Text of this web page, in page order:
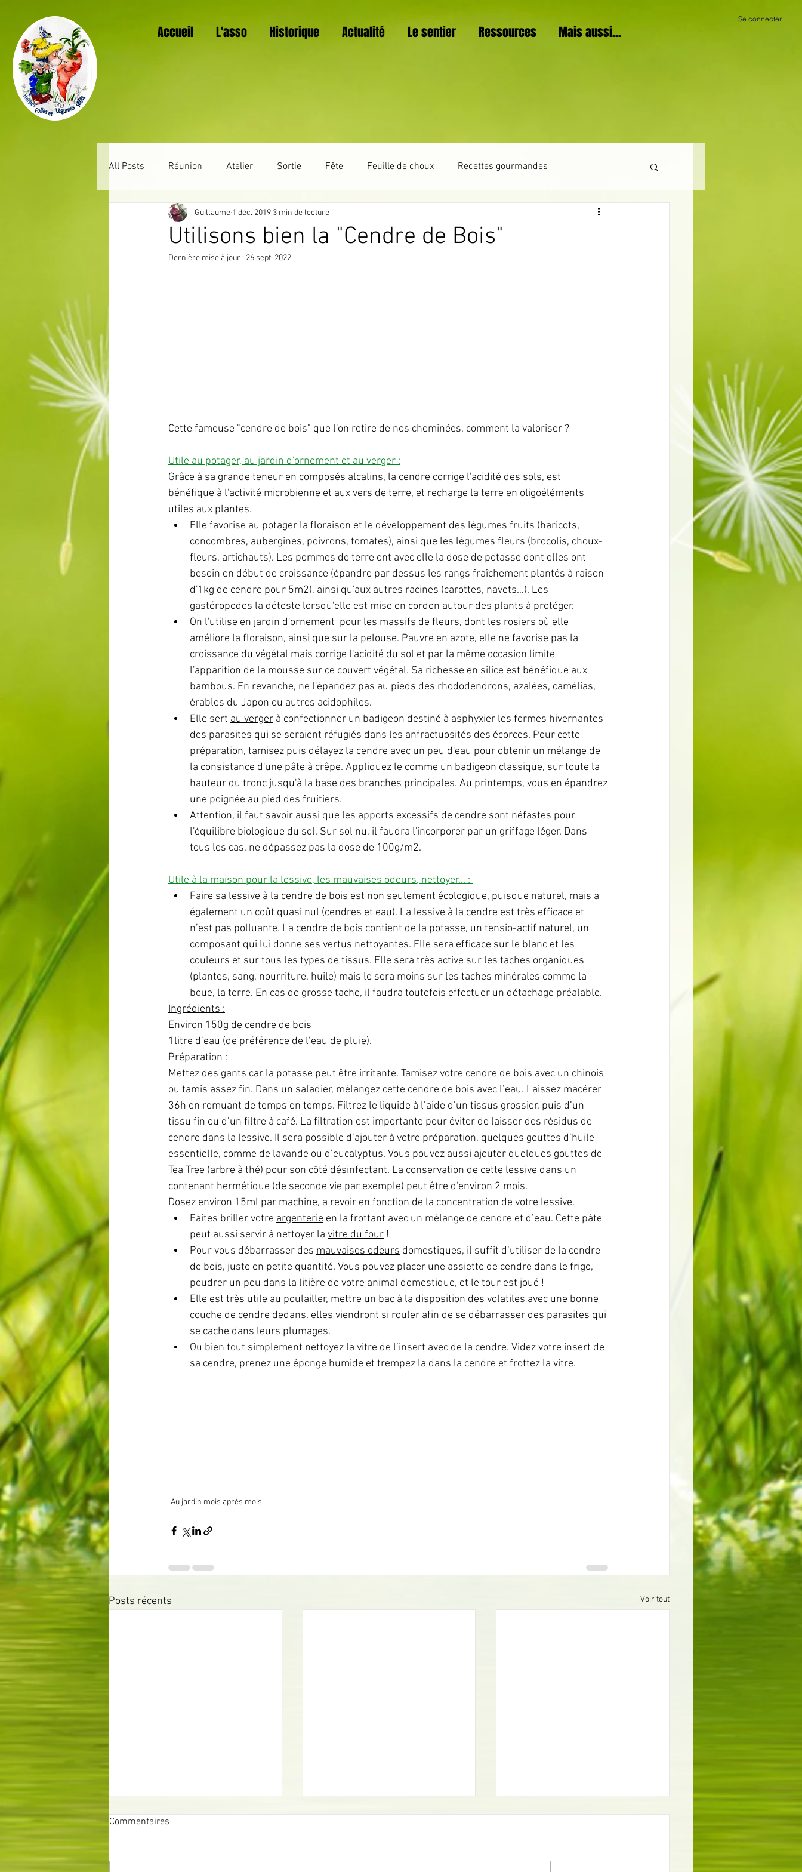
Accueil L'asso Historique Actualité Le sentier Ressources Mais aussi...
Se connecter
All Posts Réunion Atelier Sortie Fête Feuille de choux Recettes gourmandes
Au jardin mois après mois Trucs et astuces
Utilisons bien la "Cendre de Bois"
Guillaume 1 déc. 2019 3 min de lecture
Dernière mise à jour : 26 sept. 2022
Cette fameuse "cendre de bois" que l'on retire de nos cheminées, comment la valoriser ?
Utile au potager, au jardin d'ornement et au verger :
Grâce à sa grande teneur en composés alcalins, la cendre corrige l'acidité des sols, est
bénéfique à l'activité microbienne et aux vers de terre, et recharge la terre en oligoéléments
utiles aux plantes.
Elle favorise au potager la floraison et le développement des légumes fruits (haricots,
concombres, aubergines, poivrons, tomates), ainsi que les légumes fleurs (brocolis, choux-
fleurs, artichauts). Les pommes de terre ont avec elle la dose de potasse dont elles ont
besoin en début de croissance (épandre par dessus les rangs fraîchement plantés à raison
d'1kg de cendre pour 5m2), ainsi qu'aux autres racines (carottes, navets…). Les
gastéropodes la déteste lorsqu'elle est mise en cordon autour des plants à protéger.
On l'utilise en jardin d'ornement pour les massifs de fleurs, dont les rosiers où elle
améliore la floraison, ainsi que sur la pelouse. Pauvre en azote, elle ne favorise pas la
croissance du végétal mais corrige l'acidité du sol et par la même occasion limite
l'apparition de la mousse sur ce couvert végétal. Sa richesse en silice est bénéfique aux
bambous. En revanche, ne l'épandez pas au pieds des rhododendrons, azalées, camélias,
érables du Japon ou autres acidophiles.
Elle sert au verger à confectionner un badigeon destiné à asphyxier les formes hivernantes
des parasites qui se seraient réfugiés dans les anfractuosités des écorces. Pour cette
préparation, tamisez puis délayez la cendre avec un peu d'eau pour obtenir un mélange de
la consistance d'une pâte à crêpe. Appliquez le comme un badigeon classique, sur toute la
hauteur du tronc jusqu'à la base des branches principales. Au printemps, vous en épandrez
une poignée au pied des fruitiers.
Attention, il faut savoir aussi que les apports excessifs de cendre sont néfastes pour
l'équilibre biologique du sol. Sur sol nu, il faudra l'incorporer par un griffage léger. Dans
tous les cas, ne dépassez pas la dose de 100g/m2.
Utile à la maison pour la lessive, les mauvaises odeurs, nettoyer... :
Faire sa lessive à la cendre de bois est non seulement écologique, puisque naturel, mais a
également un coût quasi nul (cendres et eau). La lessive à la cendre est très efficace et
n’est pas polluante. La cendre de bois contient de la potasse, un tensio-actif naturel, un
composant qui lui donne ses vertus nettoyantes. Elle sera efficace sur le blanc et les
couleurs et sur tous les types de tissus. Elle sera très active sur les taches organiques
(plantes, sang, nourriture, huile) mais le sera moins sur les taches minérales comme la
boue, la terre. En cas de grosse tache, il faudra toutefois effectuer un détachage préalable.
Ingrédients :
Environ 150g de cendre de bois
1litre d’eau (de préférence de l’eau de pluie).
Préparation :
Mettez des gants car la potasse peut être irritante. Tamisez votre cendre de bois avec un chinois
ou tamis assez fin. Dans un saladier, mélangez cette cendre de bois avec l’eau. Laissez macérer
36h en remuant de temps en temps. Filtrez le liquide à l’aide d’un tissus grossier, puis d’un
tissu fin ou d’un filtre à café. La filtration est importante pour éviter de laisser des résidus de
cendre dans la lessive. Il sera possible d’ajouter à votre préparation, quelques gouttes d’huile
essentielle, comme de lavande ou d’eucalyptus. Vous pouvez aussi ajouter quelques gouttes de
Tea Tree (arbre à thé) pour son côté désinfectant. La conservation de cette lessive dans un
contenant hermétique (de seconde vie par exemple) peut être d'environ 2 mois.
Dosez environ 15ml par machine, a revoir en fonction de la concentration de votre lessive.
Faites briller votre argenterie en la frottant avec un mélange de cendre et d’eau. Cette pâte
peut aussi servir à nettoyer la vitre du four !
Pour vous débarrasser des mauvaises odeurs domestiques, il suffit d’utiliser de la cendre
de bois, juste en petite quantité. Vous pouvez placer une assiette de cendre dans le frigo,
poudrer un peu dans la litière de votre animal domestique, et le tour est joué !
Elle est très utile au poulailler, mettre un bac à la disposition des volatiles avec une bonne
couche de cendre dedans. elles viendront si rouler afin de se débarrasser des parasites qui
se cache dans leurs plumages.
Ou bien tout simplement nettoyez la vitre de l’insert avec de la cendre. Videz votre insert de
sa cendre, prenez une éponge humide et trempez la dans la cendre et frottez la vitre.
Au jardin mois après mois
Posts récents Voir tout
Commentaires